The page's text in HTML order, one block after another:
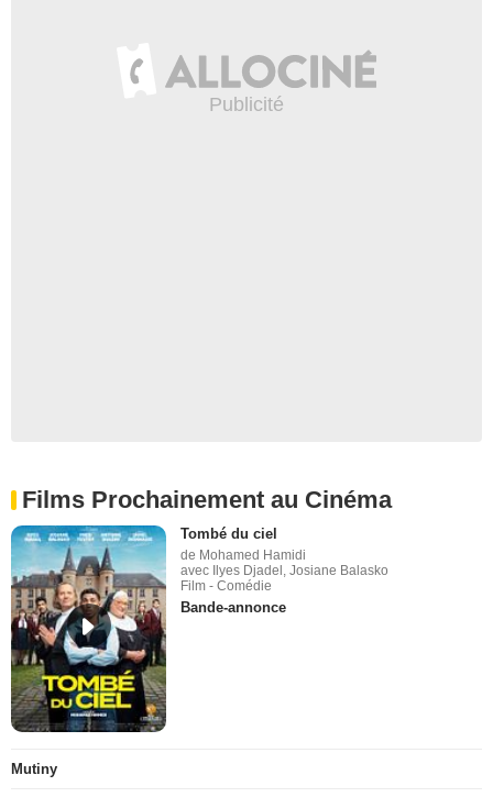
Films Prochainement au Cinéma
Tombé du ciel
de Mohamed Hamidi
avec Ilyes Djadel, Josiane Balasko
Film - Comédie
Bande-annonce
Mutiny